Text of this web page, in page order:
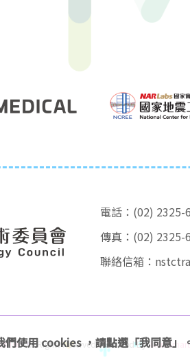
電話：(02) 2325-
傳真：(02) 2325-
聯絡信箱：
列車. All Rights Reserved. Powered By
使用 cookies ，請點選「我同意」